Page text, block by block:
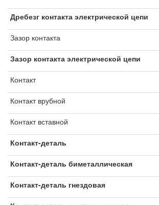
Дребезг контакта электрической цепи
Зазор контакта
Зазор контакта электрической цепи
Контакт
Контакт врубной
Контакт вставной
Контакт-деталь
Контакт-деталь биметаллическая
Контакт-деталь гнездовая